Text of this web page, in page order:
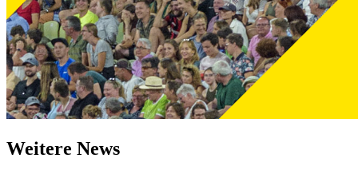
Weitere News